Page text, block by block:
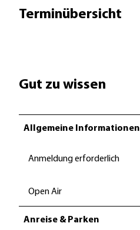
Terminübersicht
Gut zu wissen
Allgemeine Informationen
Anmeldung erforderlich
Open Air
Anreise & Parken